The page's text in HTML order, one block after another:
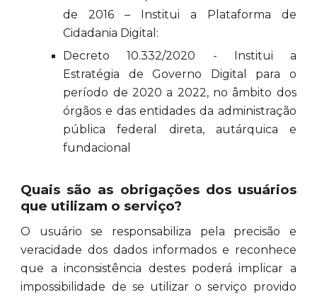
de 2016 – Institui a Plataforma de
Cidadania Digital:
Decreto 10.332/2020 - Institui a
Estratégia de Governo Digital para o
período de 2020 a 2022, no âmbito dos
órgãos e das entidades da administração
pública federal direta, autárquica e
fundacional
Quais são as obrigações dos usuários
que utilizam o serviço?
O usuário se responsabiliza pela precisão e
veracidade dos dados informados e reconhece
que a inconsistência destes poderá implicar a
impossibilidade de se utilizar o serviço provido